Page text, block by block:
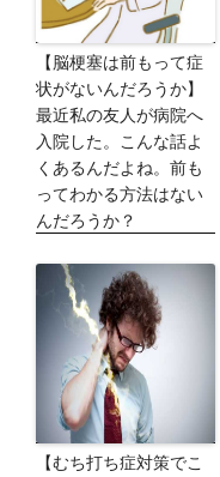
【脳梗塞は前もって症
状がないんだろうか】
最近私の友人が病院へ
入院した。こんな話よ
くあるんだよね。前も
ってわかる方法はない
んだろうか？
【むち打ち症対策でこ